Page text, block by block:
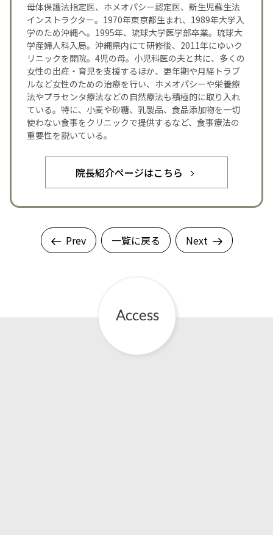
母体保護法指定医、ホメオパシー認定医、新生児蘇生法
インストラクター。1970年東京都生まれ、1989年大学入
学のため沖縄へ。1995年、琉球大学医学部卒業。琉球大
学産婦人科入局。沖縄県内にて研修後、2011年にゆいク
リニックを開院。4児の母。小児科医の夫と共に、多くの
女性の出産・育児を支援するほか、更年期や月経トラブ
ルなど女性のための治療を行い、ホメオパシーや栄養療
法やプラセンタ療法などの自然療法も積極的に取り入れ
ている。特に、小麦や砂糖、乳製品、食品添加物を一切
使わない食事をクリニックで提供するなど、食事療法の
重要性を説いている。
院長紹介ページはこちら
Prev 一覧に戻る Next